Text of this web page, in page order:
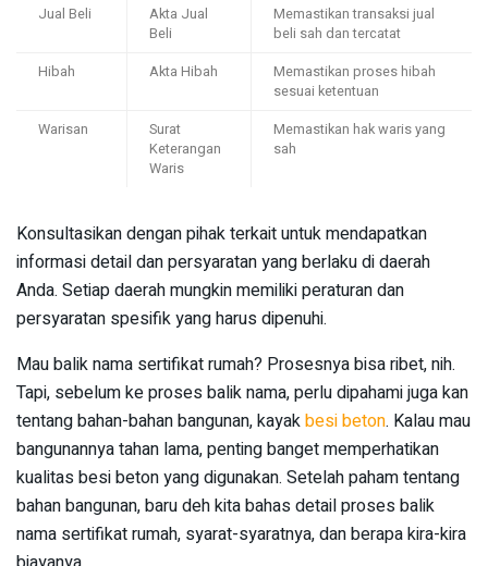
Jual Beli
Akta Jual
Beli
Memastikan transaksi jual
beli sah dan tercatat
Hibah
Akta Hibah
Memastikan proses hibah
sesuai ketentuan
Warisan
Surat
Keterangan
Waris
Memastikan hak waris yang
sah
Konsultasikan dengan pihak terkait untuk mendapatkan
informasi detail dan persyaratan yang berlaku di daerah
Anda. Setiap daerah mungkin memiliki peraturan dan
persyaratan spesifik yang harus dipenuhi.
Mau balik nama sertifikat rumah? Prosesnya bisa ribet, nih.
Tapi, sebelum ke proses balik nama, perlu dipahami juga kan
tentang bahan-bahan bangunan, kayakbesi beton. Kalau mau
bangunannya tahan lama, penting banget memperhatikan
kualitas besi beton yang digunakan. Setelah paham tentang
bahan bangunan, baru deh kita bahas detail proses balik
nama sertifikat rumah, syarat-syaratnya, dan berapa kira-kira